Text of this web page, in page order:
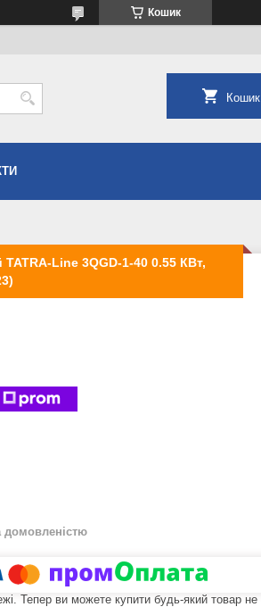
Кошик
Кошик
Line 3QGD-1-40 0.55 КВт,
домовленістю
Тепер ви можете купити будь-який товар не